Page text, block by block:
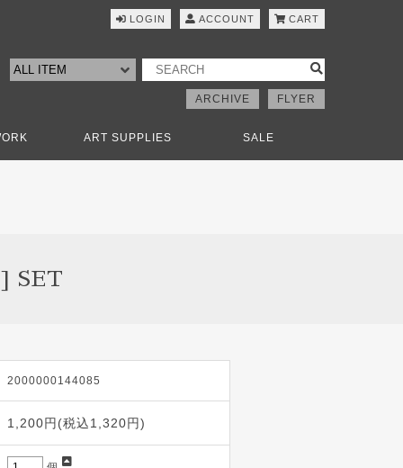
LOGIN ACCOUNT CART
ARCHIVE FLYER
ART SUPPLIES SALE
SET
2000000144085
1,200円(税込1,320円)